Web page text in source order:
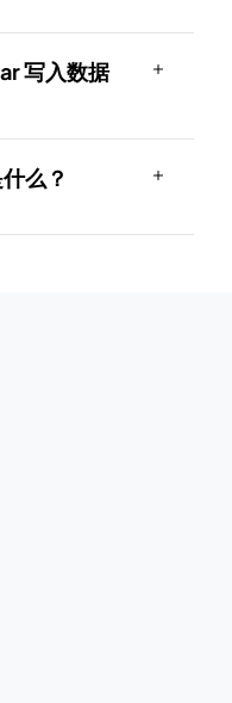
写入数据
么？